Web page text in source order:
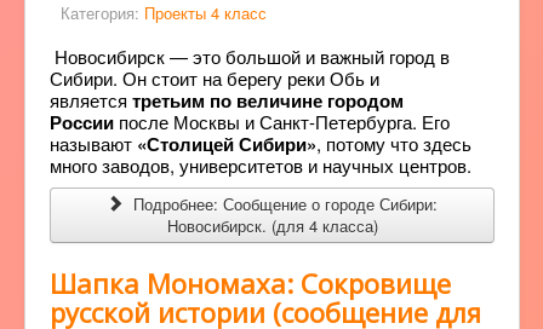
Категория: Проекты 4 класс
Новосибирск — это большой и важный город в
Сибири. Он стоит на берегу реки Обь и
является третьим по величине городом
России после Москвы и Санкт-Петербурга. Его
называют «Столицей Сибири», потому что здесь
много заводов, университетов и научных центров.
Подробнее: Сообщение о городе Сибири:
Новосибирск. (для 4 класса)
Шапка Мономаха: Сокровище
русской истории (сообщение для